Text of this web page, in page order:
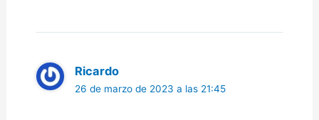
Ricardo
26 de marzo de 2023 a las 21:45